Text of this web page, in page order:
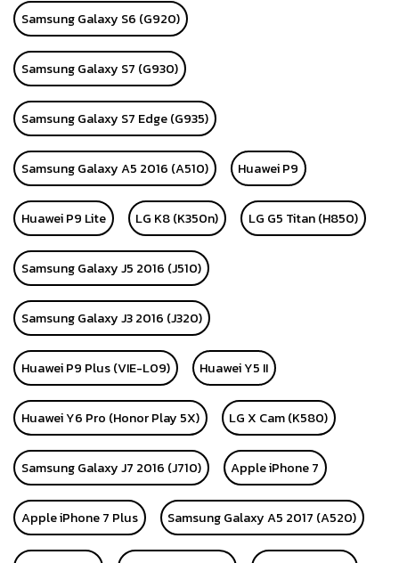
Samsung Galaxy S6 (G920)
Samsung Galaxy S7 (G930)
Samsung Galaxy S7 Edge (G935)
Samsung Galaxy A5 2016 (A510) Huawei P9
Huawei P9 Lite LG K8 (K350n) LG G5 Titan (H850)
Samsung Galaxy J5 2016 (J510)
Samsung Galaxy J3 2016 (J320)
Huawei P9 Plus (VIE-L09) Huawei Y5 II
Huawei Y6 Pro (Honor Play 5X) LG X Cam (K580)
Samsung Galaxy J7 2016 (J710) Apple iPhone 7
Apple iPhone 7 Plus Samsung Galaxy A5 2017 (A520)